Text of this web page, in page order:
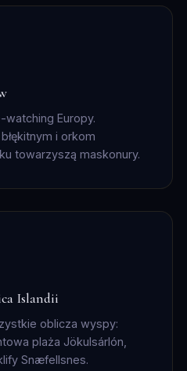
Europy.
i orkom
towarzyszą maskonury.
Islandii
oblicza wyspy:
plaża Jökulsárlón,
Snæfellsnes.